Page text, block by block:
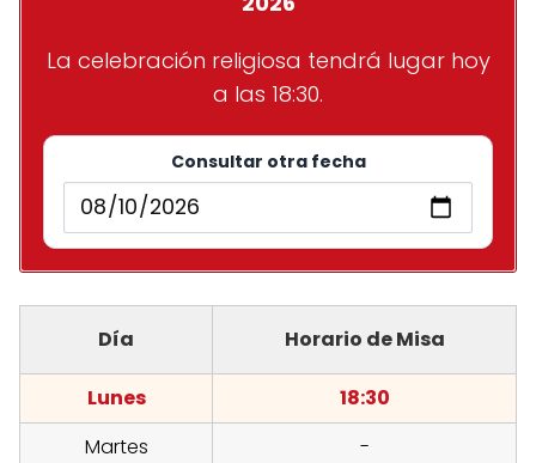
La celebración religiosa tendrá lugar hoy
a las 18:30.
Consultar otra fecha
Día Horario de Misa
Lunes
18:30
Martes
-